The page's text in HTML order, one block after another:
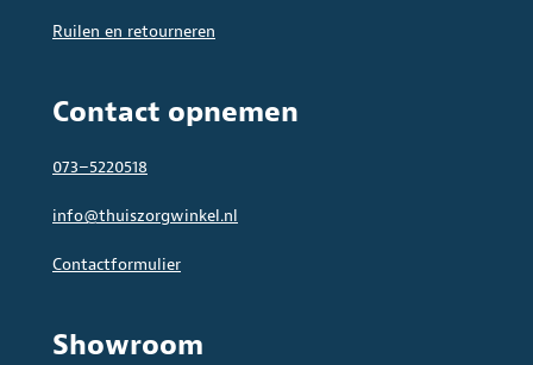
Ruilen en retourneren
Contact opnemen
073–5220518
info@thuiszorgwinkel.nl
Contactformulier
Showroom